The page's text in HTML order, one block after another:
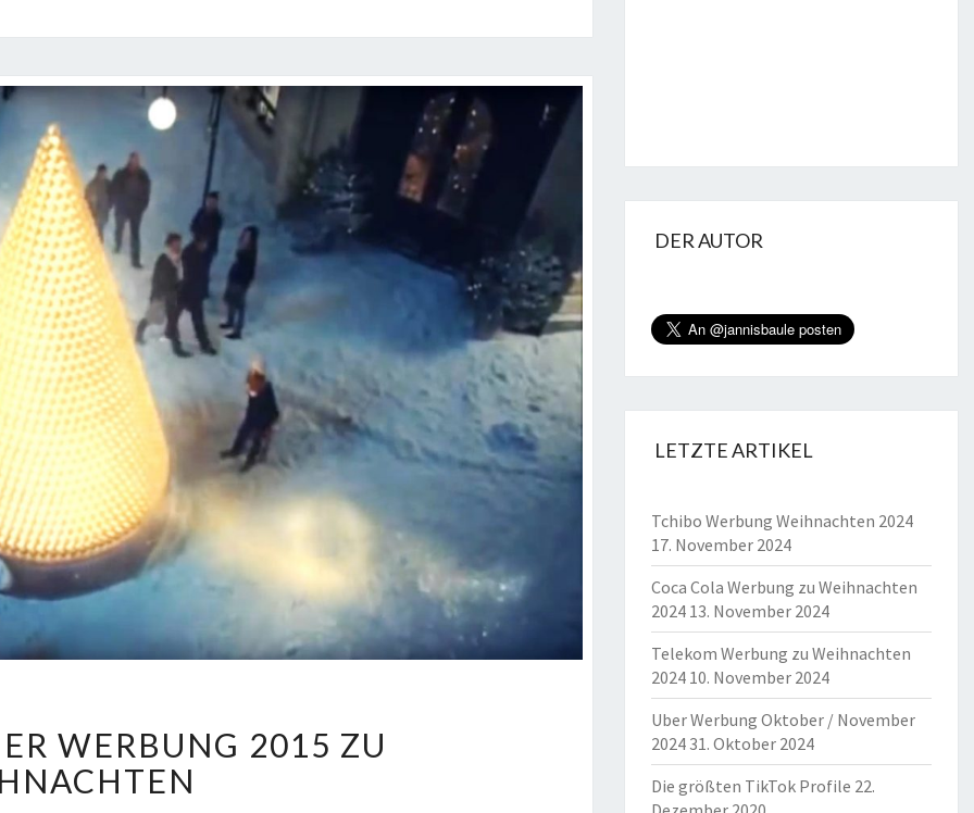
ROCHER
WERBUNG
2015
WERBUNG 2015 ZU
DER AUTOR
LETZTE ARTIKEL
Tchibo Werbung Weihnachten 2024
17. November 2024
Coca Cola Werbung zu Weihnachten
2024 13. November 2024
Telekom Werbung zu Weihnachten
2024 10. November 2024
Uber Werbung Oktober / November
2024 31. Oktober 2024
Die größten TikTok Profile 22.